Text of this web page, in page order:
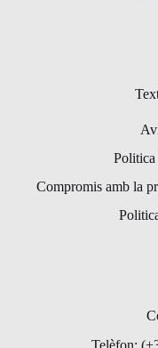
Politica
Compromis amb la
Telèfon: